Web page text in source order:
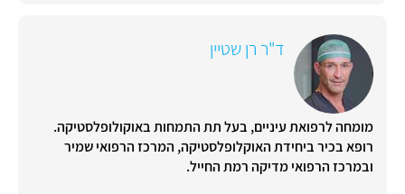
ד"ר רן שטיין
מומחה לרפואת עיניים, בעל תת התמחות באוקולופלסטיקה.
רופא בכיר ביחידת האוקלופלסטיקה, המרכז הרפואי שמיר
ובמרכז הרפואי מדיקה רמת החייל.